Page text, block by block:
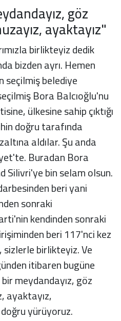
göz
ayaktayız"
birlikteyiz dedik
bizden ayrı. Hemen
seçilmiş belediye
Bora Balcıoğlu'nu
ülkesine sahip çıktığı
doğru tarafında
aldılar. Şu anda
Buradan Bora
Silivri'ye bin selam olsun.
beri yani
sonraki
kendinden sonraki
beri 117'nci kez
birlikteyiz. Ve
itibaren bugüne
meydandayız, göz
ayaktayız,
yürüyoruz.